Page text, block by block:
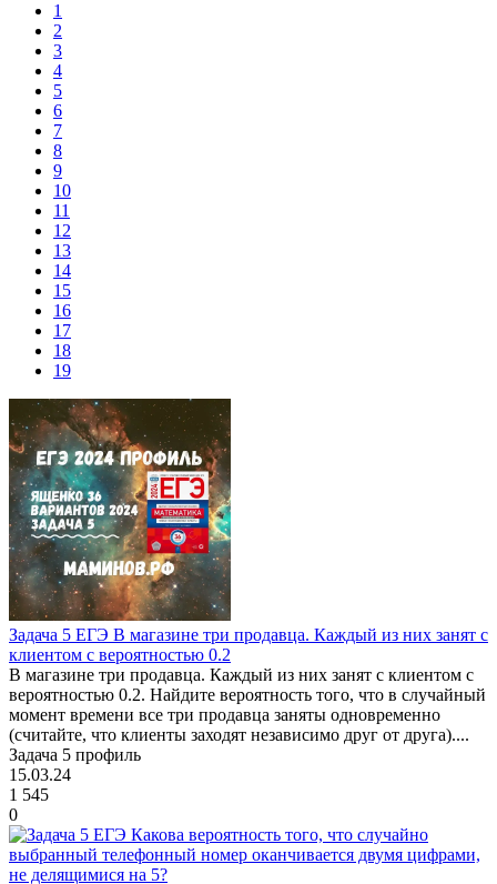
1
2
3
4
5
6
7
8
9
10
11
12
13
14
15
16
17
18
19
Задача 5 ЕГЭ В магазине три продавца. Каждый из них занят с
клиентом с вероятностью 0.2
В магазине три продавца. Каждый из них занят с клиентом с
вероятностью 0.2. Найдите вероятность того, что в случайный
момент времени все три продавца заняты одновременно
(считайте, что клиенты заходят независимо друг от друга)....
Задача 5 профиль
15.03.24
1 545
0